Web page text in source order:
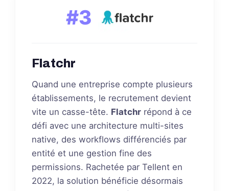
#3
Flatchr
Quand une entreprise compte plusieurs
établissements, le recrutement devient
vite un casse-tête. Flatchr répond à ce
défi avec une architecture multi-sites
native, des workflows différenciés par
entité et une gestion fine des
permissions. Rachetée par Tellent en
2022, la solution bénéficie désormais